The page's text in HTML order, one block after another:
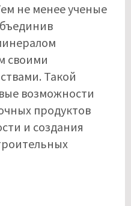
не менее ученые
своими
Такой
возможности
продуктов
и создания